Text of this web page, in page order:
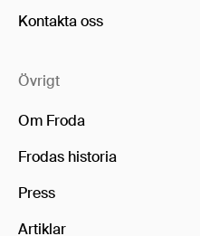
Kontakta oss
Övrigt
Om Froda
Frodas historia
Press
Artiklar